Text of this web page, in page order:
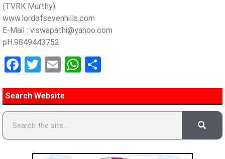
(TVRK Murthy)
www.lordofsevenhills.com
E-Mail : viswapathi@yahoo.com
pH.9849443752
Facebook
Twitter
EmailWhatsApp
Search Website